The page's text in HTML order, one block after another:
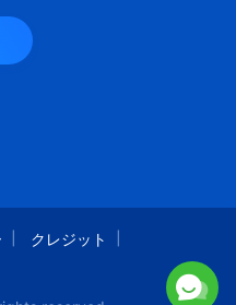
決めてたから。それ
持ち出すたび、わたし
くすよう采配したの
るまい、何事も決定権
と同じじゃない？ 姉
と思うまで消極的にさ
くさん漏れがあったこ
クレジット